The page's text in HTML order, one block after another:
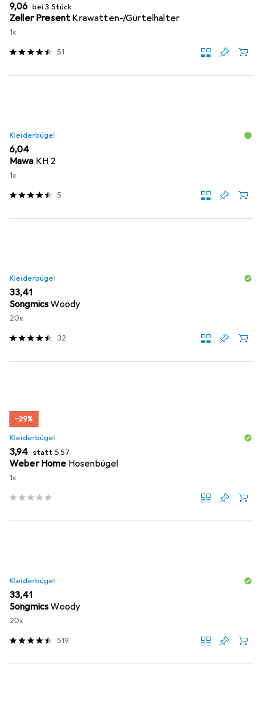
EUR
9,06 bei 3 Stück
Zeller Present Krawatten-/Gürtelhalter
1x
51
Kleiderbügel
EUR
6,04
Mawa KH 2
1x
5
Kleiderbügel
EUR
33,41
SongmicsWoody
20x
32
−29%
Kleiderbügel
EUR
3,94 statt EUR
5,57
Weber Home Hosenbügel
1x
Kleiderbügel
EUR
33,41
SongmicsWoody
20x
519